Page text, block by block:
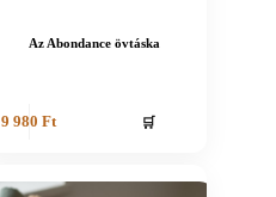
Az Abondance övtáska
9 980Ft 🛒